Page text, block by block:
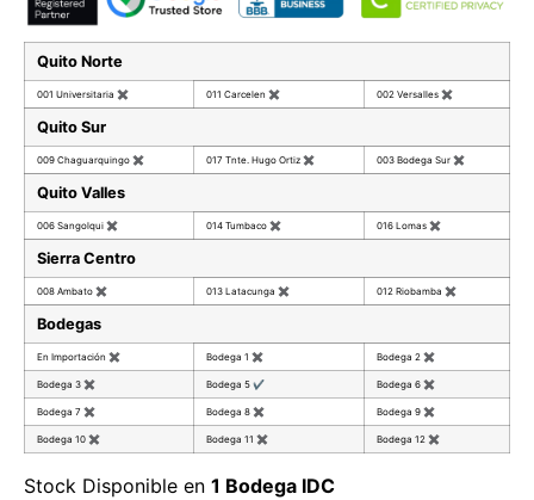
Quito Norte
001 Universitaria ✖ 011 Carcelen ✖ 002 Versalles ✖
Quito Sur
009 Chaguarquingo ✖ 017 Tnte. Hugo Ortiz ✖ 003 Bodega Sur ✖
Quito Valles
006 Sangolqui ✖ 014 Tumbaco ✖ 016 Lomas ✖
Sierra Centro
008 Ambato ✖ 013 Latacunga ✖ 012 Riobamba ✖
Bodegas
En Importación ✖ Bodega 1 ✖ Bodega 2 ✖
Bodega 3 ✖ Bodega 5 ✔ Bodega 6 ✖
Bodega 7 ✖ Bodega 8 ✖ Bodega 9 ✖
Bodega 10 ✖ Bodega 11 ✖ Bodega 12 ✖
Stock Disponible en 1 Bodega IDC